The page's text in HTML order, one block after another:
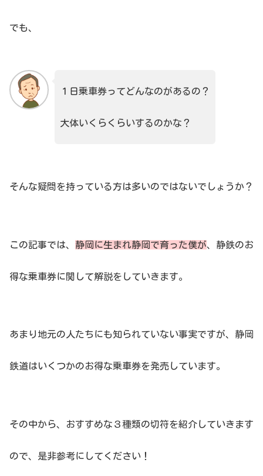
でも、
１日乗車券ってどんなのがあるの？
大体いくらくらいするのかな？
そんな疑問を持っている方は多いのではないでしょうか？
この記事では、 静岡に生まれ静岡で育った僕が、静鉄のお
得な乗車券に関して解説をしていきます。
あまり地元の人たちにも知られていない事実ですが、静岡
鉄道はいくつかのお得な乗車券を発売しています。
その中から、おすすめな３種類の切符を紹介していきます
ので、是非参考にしてください！